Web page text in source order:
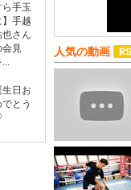
ら手玉
】手越
也さん
会見
...
生日お
でとう
人気の動画